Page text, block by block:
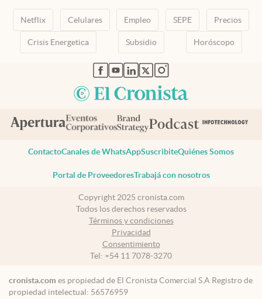
Netflix Celulares Empleo SEPE Precios
Crisis Energetica Subsidio Horóscopo
abre en nueva pestaña
abre en nueva pestaña
abre en nueva pestaña
abre en nueva pestaña
abre en nueva pestaña
ContactoCanales de WhatsAppSuscribiteQuiénes Somos
Portal de ProveedoresTrabajá con nosotros
Copyright 2025 cronista.com
Todos los derechos reservados
Términos y condiciones
Privacidad
Consentimiento
Tel: +54 11 7078-3270
cronista.com es propiedad de El Cronista Comercial S.A Registro de
propiedad intelectual: 56576959